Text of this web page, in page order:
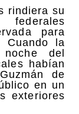
rindiera su
para
Cuando la
del
habían
de
en un
exteriores